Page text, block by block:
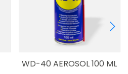
WD-40 AEROSOL 100 ML